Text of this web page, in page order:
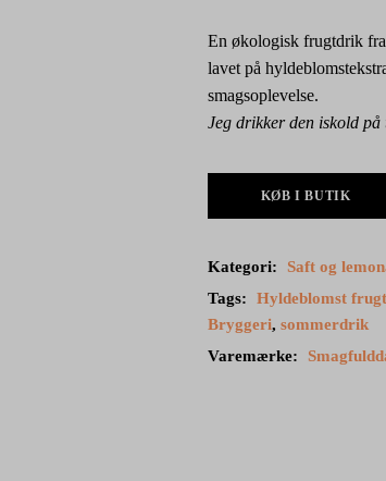
En økologisk frugtdrik
lavet på
smagsoplevelse.
Jeg drikker den iskold
KØB I BUTIK
Kategori:
Saft og
Tags:
Hyldeblomst
Bryggeri, sommerdrik
Varemærke: